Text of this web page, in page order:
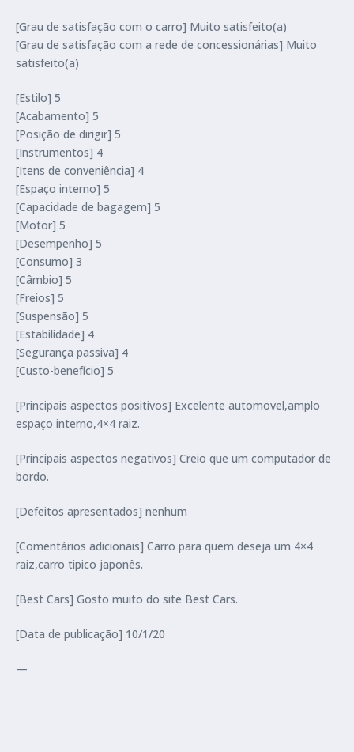
[Grau de satisfação com o carro] Muito satisfeito(a)
[Grau de satisfação com a rede de concessionárias] Muito
satisfeito(a)
[Estilo] 5
[Acabamento] 5
[Posição de dirigir] 5
[Instrumentos] 4
[Itens de conveniência] 4
[Espaço interno] 5
[Capacidade de bagagem] 5
[Motor] 5
[Desempenho] 5
[Consumo] 3
[Câmbio] 5
[Freios] 5
[Suspensão] 5
[Estabilidade] 4
[Segurança passiva] 4
[Custo-benefício] 5
[Principais aspectos positivos] Excelente automovel,amplo
espaço interno,4×4 raiz.
[Principais aspectos negativos] Creio que um computador de
bordo.
[Defeitos apresentados] nenhum
[Comentários adicionais] Carro para quem deseja um 4×4
raiz,carro tipico japonês.
[Best Cars] Gosto muito do site Best Cars.
[Data de publicação] 10/1/20
—